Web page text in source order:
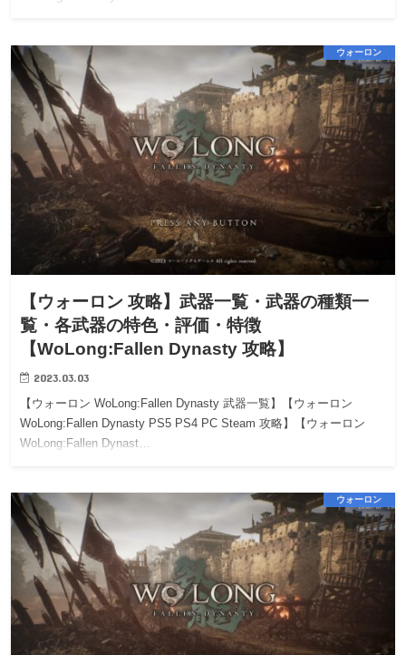
ウォーロン
【ウォーロン 攻略】武器一覧・武器の種類一
覧・各武器の特色・評価・特徴
【WoLong:Fallen Dynasty 攻略】
2023.03.03
【ウォーロン WoLong:Fallen Dynasty 武器一覧】【ウォーロン
WoLong:Fallen Dynasty PS5 PS4 PC Steam 攻略】【ウォーロン
WoLong:Fallen Dynast…
ウォーロン